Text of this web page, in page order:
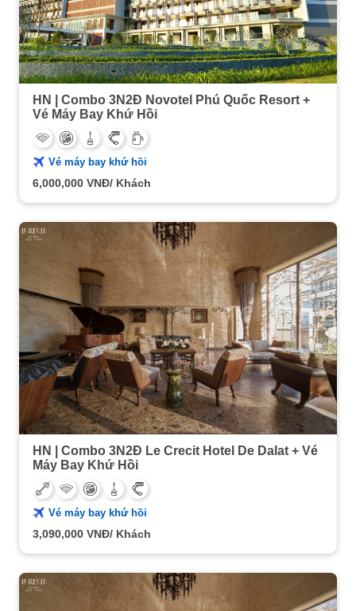
HN | Combo 3N2Đ Novotel Phú Quốc Resort +
Vé Máy Bay Khứ Hồi
Vé máy bay khứ hồi
6,000,000 VNĐ/ Khách
HN | Combo 3N2Đ Le Crecit Hotel De Dalat + Vé
Máy Bay Khứ Hồi
Vé máy bay khứ hồi
3,090,000 VNĐ/ Khách